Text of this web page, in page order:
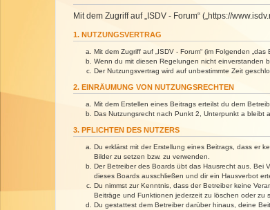
Mit dem Zugriff auf „ISDV - Forum“ („https://
1. NUTZUNGSVERTRAG
Mit dem Zugriff auf „ISDV - Forum“ (im Folgenden
Wenn du mit diesen Regelungen nicht einverstanden
Der Nutzungsvertrag wird auf unbestimmte Zeit
2. EINRÄUMUNG VON NUTZUNGSRECHTEN
Mit dem Erstellen eines Beitrags erteilst du dem
Das Nutzungsrecht nach Punkt 2, Unterpunkt a bleibt
3. PFLICHTEN DES NUTZERS
Du erklärst mit der Erstellung eines Beitrags, dass er
Bilder zu setzen bzw. zu verwenden.
Der Betreiber des Boards übt das Hausrecht aus. Bei
dieses Boards ausschließen und dir ein Hausverbot
Du nimmst zur Kenntnis, dass der Betreiber keine
Beiträge und Funktionen jederzeit zu löschen oder zu
Du gestattest dem Betreiber darüber hinaus, deine